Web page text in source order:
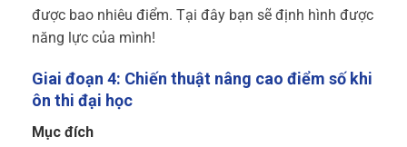
được bao nhiêu điểm. Tại đây bạn sẽ định hình được
năng lực của mình!
Giai đoạn 4: Chiến thuật nâng cao điểm số khi
ôn thi đại học
Mục đích